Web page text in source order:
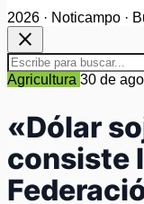
2026 · Noticampo ·
close
Agricultura 30 de
«Dólar
consiste